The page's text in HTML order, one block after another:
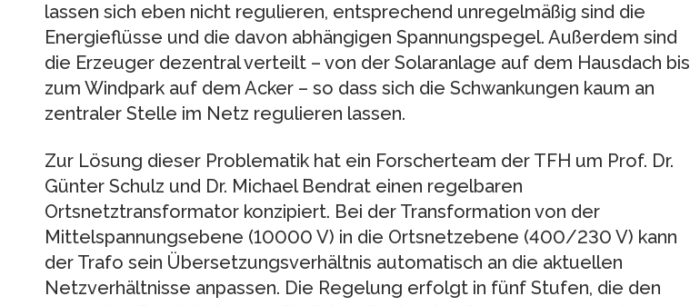
lassen sich eben nicht regulieren, entsprechend unregelmäßig sind die
Energieflüsse und die davon abhängigen Spannungspegel. Außerdem sind
die Erzeuger dezentral verteilt – von der Solaranlage auf dem Hausdach bis
zum Windpark auf dem Acker – so dass sich die Schwankungen kaum an
zentraler Stelle im Netz regulieren lassen.
Zur Lösung dieser Problematik hat ein Forscherteam der TFH um Prof. Dr.
Günter Schulz und Dr. Michael Bendrat einen regelbaren
Ortsnetztransformator konzipiert. Bei der Transformation von der
Mittelspannungsebene (10000 V) in die Ortsnetzebene (400/230 V) kann
der Trafo sein Übersetzungsverhältnis automatisch an die aktuellen
Netzverhältnisse anpassen. Die Regelung erfolgt in fünf Stufen, die den